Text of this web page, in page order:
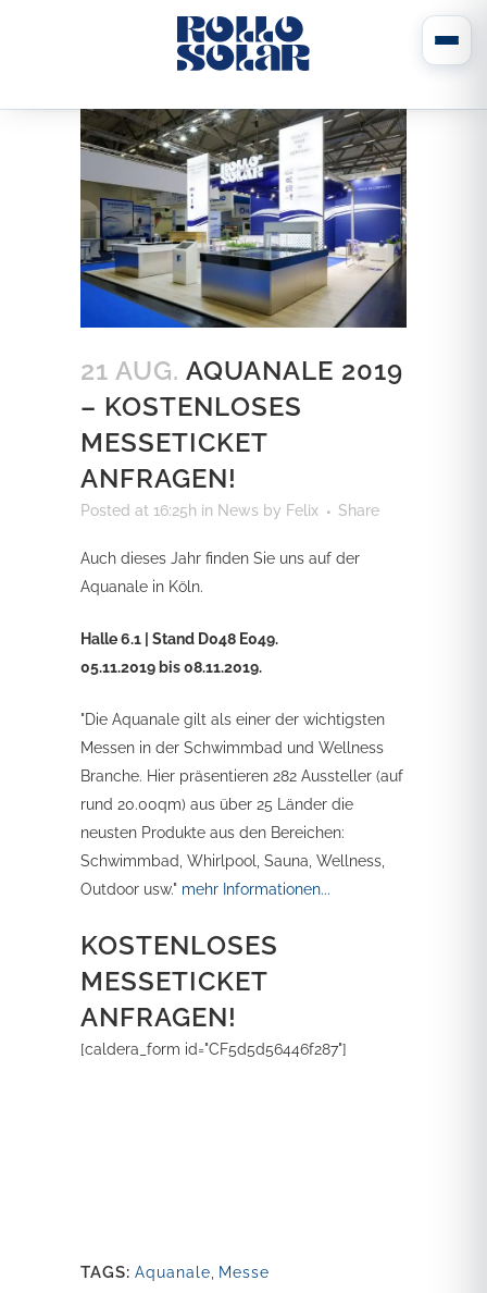
21 AUG. AQUANALE 2019
– KOSTENLOSES
MESSETICKET
ANFRAGEN!
Posted at 16:25h in News by Felix Share
Auch dieses Jahr finden Sie uns auf der
Aquanale in Köln.
Halle 6.1 | Stand D048 E049.
05.11.2019 bis 08.11.2019.
"Die Aquanale gilt als einer der wichtigsten
Messen in der Schwimmbad und Wellness
Branche. Hier präsentieren 282 Aussteller (auf
rund 20.00qm) aus über 25 Länder die
neusten Produkte aus den Bereichen:
Schwimmbad, Whirlpool, Sauna, Wellness,
Outdoor usw." mehr Informationen...
KOSTENLOSES
MESSETICKET
ANFRAGEN!
[caldera_form id="CF5d5d56446f287"]
TAGS: Aquanale Messe